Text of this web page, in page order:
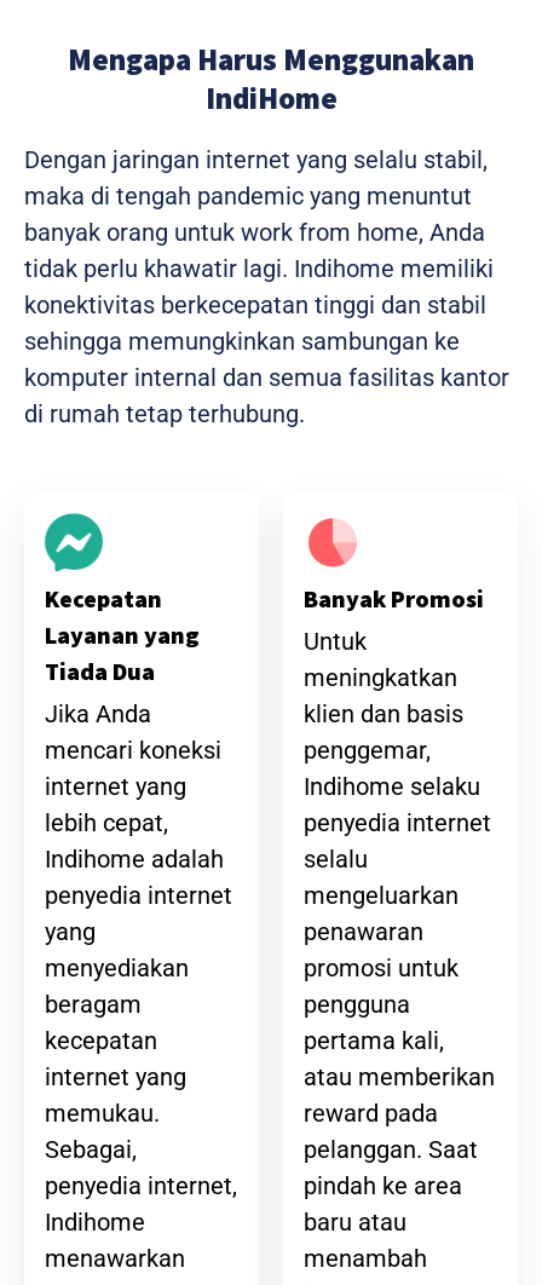
Mengapa Harus Menggunakan
IndiHome
Dengan jaringan internet yang selalu stabil,
maka di tengah pandemic yang menuntut
banyak orang untuk work from home, Anda
tidak perlu khawatir lagi. Indihome memiliki
konektivitas berkecepatan tinggi dan stabil
sehingga memungkinkan sambungan ke
komputer internal dan semua fasilitas kantor
di rumah tetap terhubung.
Kecepatan
Layanan yang
Tiada Dua
Jika Anda
mencari koneksi
internet yang
lebih cepat,
Indihome adalah
penyedia internet
yang
menyediakan
beragam
kecepatan
internet yang
memukau.
Sebagai,
penyedia internet,
Indihome
menawarkan
Banyak Promosi
Untuk
meningkatkan
klien dan basis
penggemar,
Indihome selaku
penyedia internet
selalu
mengeluarkan
penawaran
promosi untuk
pengguna
pertama kali,
atau memberikan
reward pada
pelanggan. Saat
pindah ke area
baru atau
menambah